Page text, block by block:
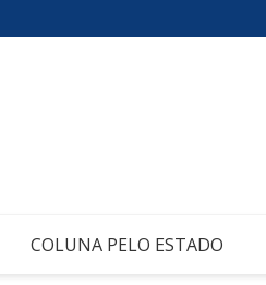
COLUNA PELO ESTADO